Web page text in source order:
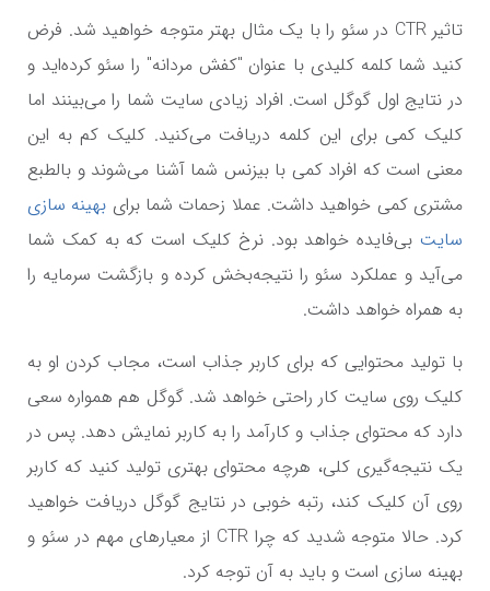
تاثیرCTR در سئو را با یک مثال بهتر متوجه خواهید شد. فرض
کنید شما کلمه کلیدی با عنوان "کفش مردانه" را سئو کرده‌اید و
در نتایج اول گوگل است. افراد زیادی سایت شما را می‌بینند اما
کلیک کمی برای این کلمه دریافت می‌کنید. کلیک کم به این
معنی است که افراد کمی با بیزنس شما آشنا می‌شوند و بالطبع
مشتری کمی خواهید داشت. عملا زحمات شما برای بهینه سازی
سایت بی‌فایده خواهد بود. نرخ کلیک است که به کمک شما
می‌آید و عملکرد سئو را نتیجه‌بخش کرده و بازگشت سرمایه را
به همراه خواهد داشت.
با تولید محتوایی که برای کاربر جذاب است، مجاب کردن او به
کلیک روی سایت کار راحتی خواهد شد. گوگل هم همواره سعی
دارد که محتوای جذاب و کارآمد را به کاربر نمایش دهد. پس در
یک نتیجه‌گیری کلی، هرچه محتوای بهتری تولید کنید که کاربر
روی آن کلیک کند، رتبه خوبی در نتایج گوگل دریافت خواهید
کرد. حالا متوجه شدید که چرا CTR از معیارهای مهم در سئو و
بهینه سازی است و باید به آن توجه کرد.